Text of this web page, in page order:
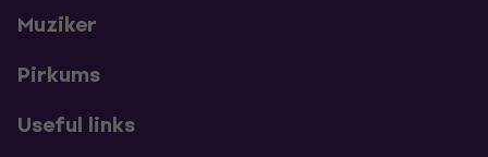
Muziker
Pirkums
Useful links